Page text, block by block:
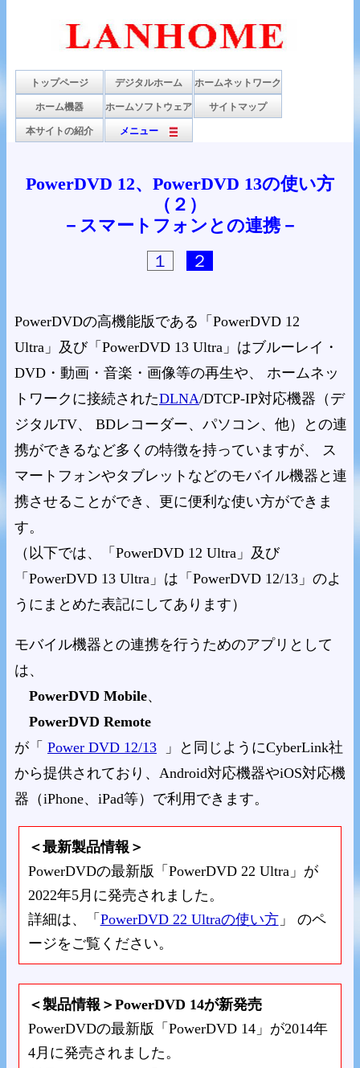
トップページ デジタルホーム ホームネットワーク
ホーム機器 ホームソフトウェア サイトマップ
本サイトの紹介 メニュー
PowerDVD 12、PowerDVD 13の使い方
（２）
－スマートフォンとの連携－
１ ２
PowerDVDの高機能版である「PowerDVD 12
Ultra」及び「PowerDVD 13 Ultra」はブルーレイ・
DVD・動画・音楽・画像等の再生や、 ホームネッ
トワークに接続されたDLNA/DTCP-IP対応機器（デ
ジタルTV、 BDレコーダー、パソコン、他）との連
携ができるなど多くの特徴を持っていますが、 ス
マートフォンやタブレットなどのモバイル機器と連
携させることができ、更に便利な使い方ができま
す。
（以下では、「PowerDVD 12 Ultra」及び
「PowerDVD 13 Ultra」は「PowerDVD 12/13」のよ
うにまとめた表記にしてあります）
モバイル機器との連携を行うためのアプリとして
は、
PowerDVD Mobile、
PowerDVD Remote
が「 Power DVD 12/13
」と同じようにCyberLink社
から提供されており、Android対応機器やiOS対応機
器（iPhone、iPad等）で利用できます。
＜最新製品情報＞
PowerDVDの最新版「PowerDVD 22 Ultra」が
2022年5月に発売されました。
詳細は、「 PowerDVD 22 Ultraの使い方」 のペ
ージをご覧ください。
＜製品情報＞PowerDVD 14が新発売
PowerDVDの最新版「PowerDVD 14」が2014年
4月に発売されました。